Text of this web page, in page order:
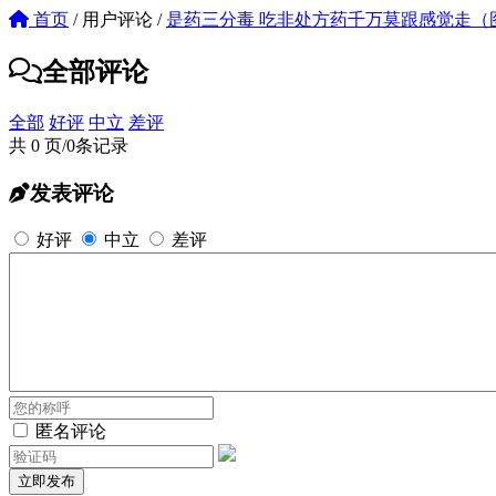
首页 /用户评论 / 是药三分毒 吃非处方药千万莫跟感觉走（
全部评论
全部 好评 中立 差评
共 0 页/0条记录
发表评论
好评 中立 差评
匿名评论
立即发布